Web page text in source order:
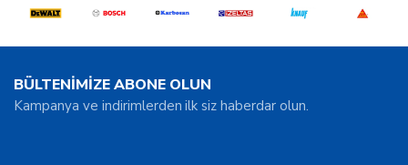
BÜLTENİMİZE ABONE OLUN
Kampanya ve indirimlerden ilk siz haberdar olun.